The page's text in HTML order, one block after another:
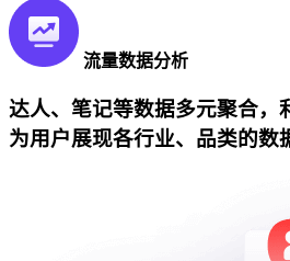
流量数据分析
达人、笔记等数据多元聚合，
为用户展现各行业、品类的数